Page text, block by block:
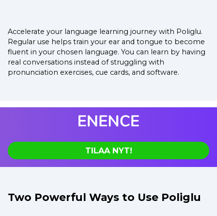
Accelerate your language learning journey with Poliglu.
Regular use helps train your ear and tongue to become
fluent in your chosen language. You can learn by having
real conversations instead of struggling with
pronunciation exercises, cue cards, and software.
TILAA NYT!
Two Powerful Ways to Use Poliglu